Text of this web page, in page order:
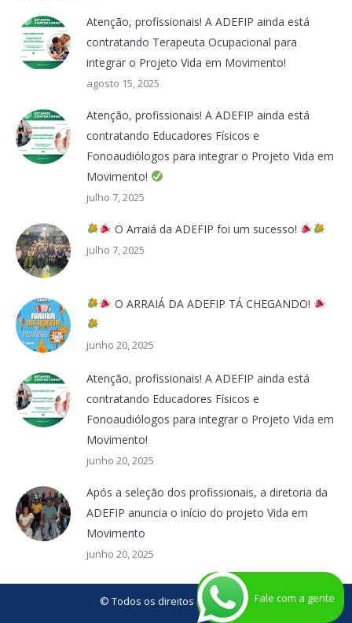
Atenção, profissionais! A ADEFIP ainda está
contratando Terapeuta Ocupacional para
integrar o Projeto Vida em Movimento!
agosto 15, 2025
Atenção, profissionais! A ADEFIP ainda está
contratando Educadores Físicos e
Fonoaudiólogos para integrar o Projeto Vida em
Movimento!
julho 7, 2025
O Arraiá da ADEFIP foi um sucesso!
julho 7, 2025
O ARRAIÁ DA ADEFIP TÁ CHEGANDO!
junho 20, 2025
Atenção, profissionais! A ADEFIP ainda está
contratando Educadores Físicos e
Fonoaudiólogos para integrar o Projeto Vida em
Movimento!
junho 20, 2025
Após a seleção dos profissionais, a diretoria da
ADEFIP anuncia o início do projeto Vida em
Movimento
junho 20, 2025
© Todos os direitos reservados Fale com a gente